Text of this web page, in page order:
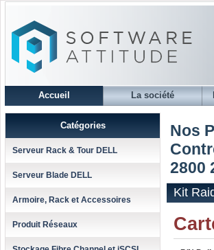
Accueil La société
Catégories
Serveur Rack & Tour DELL
Serveur Blade DELL
Armoire, Rack et Accessoires
Produit Réseaux
Nos
2800
Kit